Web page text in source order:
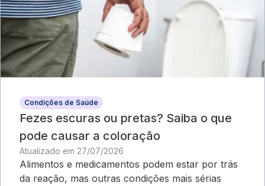
Condições de Saúde
Fezes escuras ou pretas? Saiba o que
pode causar a coloração
Atualizado em 27/07/2026
Alimentos e medicamentos podem estar por trás
da reação, mas outras condições mais sérias